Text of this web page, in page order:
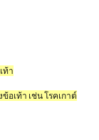
ท้า
อเท้า เช่น โรคเกาต์